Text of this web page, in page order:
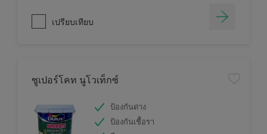
เปรียบเทียบ
ซูเปอร์โคท นูโวเท็กซ์
ป้องกันด่าง
ป้องกันเชื้อรา